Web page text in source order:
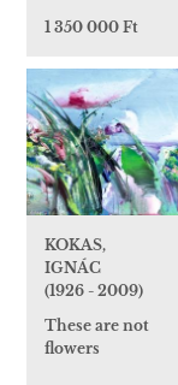
1 350 000 Ft
KOKAS,
IGNÁC
(1926 - 2009)
These are not
flowers